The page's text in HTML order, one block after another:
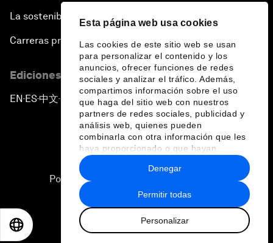
Esta página web usa cookies
Las cookies de este sitio web se usan
para personalizar el contenido y los
anuncios, ofrecer funciones de redes
sociales y analizar el tráfico. Además,
compartimos información sobre el uso
que haga del sitio web con nuestros
partners de redes sociales, publicidad y
análisis web, quienes pueden
combinarla con otra información que les
haya proporcionado o que hayan
recopilado a partir del uso que haya
hecho de sus servicios.
Permitir todas
Personalizar
Denegar
La sostenibilidad en el Foro
Carreras profesionales
Ediciones en otros idiomas
EN ▪ ES▪中文▪ 日本語
Política de privacidad y normas de uso
2026 Foro Económico Mundial